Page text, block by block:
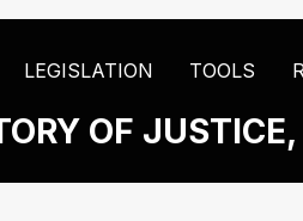
LEGISLATION TOOLS
OF